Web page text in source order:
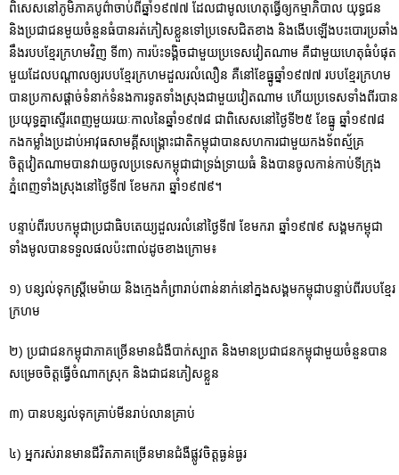
ពិសេសនៅភូមិភាគបូព៌ាចាប់ពីឆ្នាំ១៩៧៧ ដែលជាមូលហេតុធ្វើឲ្យកម្មាភិបាល យុទ្ធជន
និងប្រជាជនមួយចំនួនធំបានរត់ភៀសខ្លួនទៅប្រទេសជិតខាង និងងើបឡើងបះបោរប្រឆាំង
នឹងរបបខ្មែរក្រហមវិញ ទី៣) ការប៉ះទង្គិចជាមួយប្រទេសវៀតណាម គឺជាមួយហេតុធំបំផុត
មួយដែលបណ្តាលឲ្យរបបខ្មែរក្រហមដួលរលំលឿន គឺនៅខែធ្នូឆ្នាំ១៩៧៧ របបខ្មែរក្រហម
បានប្រកាសផ្តាច់ទំនាក់ទំនងការទូតទាំងស្រុងជាមួយវៀតណាម ហើយប្រទេសទាំងពីរបាន
ប្រយុទ្ធគ្នាស្ទើរពេញមួយរយៈកាលនៃឆ្នាំ១៩៧៨ ជាពិសេសនៅថ្ងៃទី២៥ ខែធ្នូ ឆ្នាំ១៩៧៨
កងកម្លាំងប្រដាប់អាវុធសាមគ្គីសង្រ្គោះជាតិកម្ពុជាបានសហការជាមួយកងទ័ពស័្មគ្រ
ចិត្តវៀតណាមបានវាយចូលប្រទេសកម្ពុជាជាទ្រង់ទ្រាយធំ និងបានចូលកាន់កាប់ទីក្រុង
ភ្នំពេញទាំងស្រុងនៅថ្ងៃទី៧ ខែមករា ឆ្នាំ១៩៧៩។
បន្ទាប់ពីរបបកម្ពុជាប្រជាធិបតេយ្យដួលរលំនៅថ្ងៃទី៧ ខែមករា ឆ្នាំ១៩៧៩ សង្គមកម្ពុជា
ទាំងមូលបានទទួលផលប៉ះពាល់ដូចខាងក្រោម៖
១) បន្សល់ទុកស្រី្តមេម៉ាយ និងក្មេងកំព្រារាប់ពាន់នាក់នៅក្នងសង្គមកម្ពុជាបន្ទាប់ពីរបបខ្មែរ
ក្រហម
២) ប្រជាជនកម្ពុជាភាគច្រើនមានជំងឺបាក់ស្បាត និងមានប្រជាជនកម្ពុជាមួយចំនួនបាន
សម្រេចចិត្តធ្វើចំណាកស្រុក និងជាជនភៀសខ្លួន
៣) បានបន្សល់ទុកគ្រាប់មីនរាប់លានគ្រាប់
៤) អ្នករស់រានមានជីវិតភាគច្រើនមានជំងឺផ្លូវចិត្តធ្ងន់ធ្ងរ